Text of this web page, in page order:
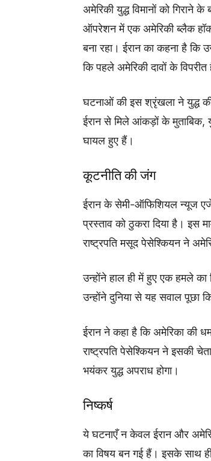
अमेरिकी युद्ध विमानों को
ऑपरेशन में एक अमेरिकी ब्लैक हॉक
बना रहा। ईरान का कहना है कि
कि पहले अमेरिकी दावों के विपरीत
घटनाओं की इस श्रृंखला ने युद्ध
ईरान से मिले आंकड़ों के
घायल हुए हैं।
कूटनीति की जंग
ईरान के सेमी-ऑफिशियल न्यूज
प्रस्ताव को ठुकरा दिया है। इस
राष्ट्रपति मसूद पेसेश्कियन ने
उन्होंने हाल ही में हुए एक हमले का
उन्होंने दुनिया से यह सवाल
ईरान ने कहा है कि अमेरिका की
राष्ट्रपति पेसेश्कियन ने इसकी
भयंकर युद्ध अपराध होगा।
निष्कर्ष
ये घटनाएँ न केवल ईरान और
का विषय बन गई हैं। इसके साथ